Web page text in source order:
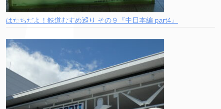
はたちだよ！鉄道むすめ巡り その９『中日本編 part4』